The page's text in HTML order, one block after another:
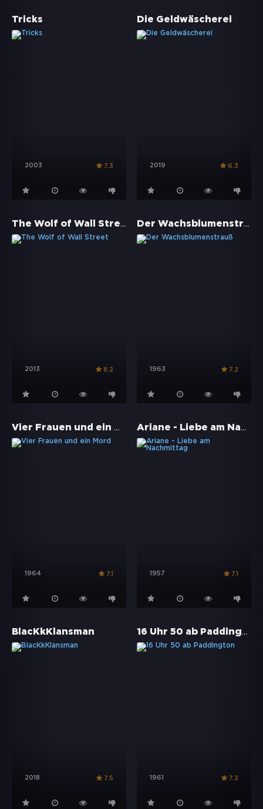
Tricks
2003 7.3
Die Geldwäscherei
2019 6.3
The Wolf of Wall Street
2013 8.2
Der Wachsblumenstrauß
1963 7.2
Vier Frauen und ein Mord
1964 7.1
Ariane - Liebe am Nachmittag
1957 7.1
BlacKkKlansman
2018 7.5
16 Uhr 50 ab Paddington
1961 7.3